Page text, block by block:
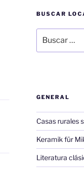
BUSCAR
por:
GENERAL
Casas rurales
Keramik für
Literatura